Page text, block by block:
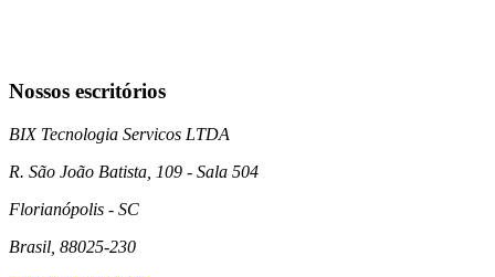
Nossos escritórios
BIX Tecnologia Servicos LTDA
R. São João Batista, 109 - Sala 504
Florianópolis - SC
Brasil , 88025-230